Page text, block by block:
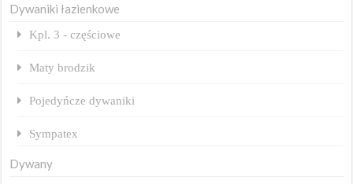
Dywaniki łazienkowe
Kpl. 3 - częściowe
Maty brodzik
Pojedyńcze dywaniki
Sympatex
Dywany